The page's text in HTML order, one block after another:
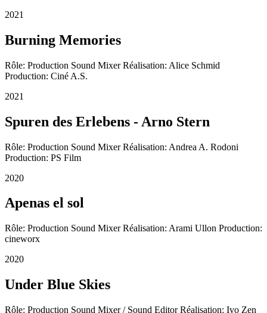
2021
Burning Memories
Rôle: Production Sound Mixer Réalisation: Alice Schmid
Production: Ciné A.S.
2021
Spuren des Erlebens - Arno Stern
Rôle: Production Sound Mixer Réalisation: Andrea A. Rodoni
Production: PS Film
2020
Apenas el sol
Rôle: Production Sound Mixer Réalisation: Arami Ullon Production:
cineworx
2020
Under Blue Skies
Rôle: Production Sound Mixer / Sound Editor Réalisation: Ivo Zen